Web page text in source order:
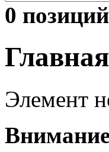
0
Элемент